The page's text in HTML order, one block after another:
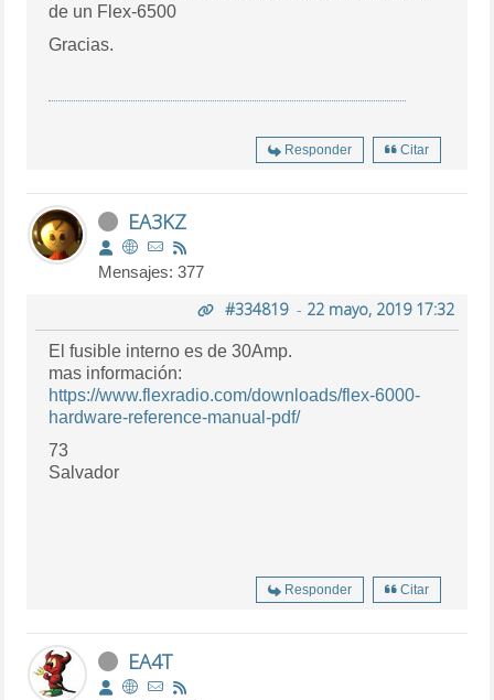
de un Flex-6500
Gracias.
Responder Citar
EA3KZ
Mensajes: 377
#334819- 22 mayo, 2019 17:32
El fusible interno es de 30Amp.
mas información:
https://www.flexradio.com/downloads/flex-6000-
hardware-reference-manual-pdf/
73
Salvador
Responder Citar
EA4T